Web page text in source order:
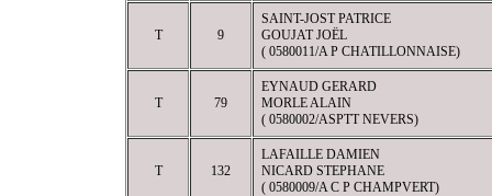
T 9
SAINT-JOST PATRICE
GOUJAT JOËL
( 0580011/A P CHATILLONNAISE)
T 79
EYNAUD GERARD
MORLE ALAIN
( 0580002/ASPTT NEVERS)
T 132
LAFAILLE DAMIEN
NICARD STEPHANE
( 0580009/A C P CHAMPVERT)